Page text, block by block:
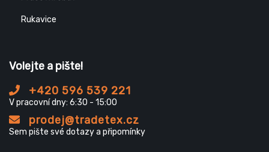
Rukavice
Volejte a pište!
+420 596 539 221
V pracovní dny: 6:30 - 15:00
prodej@tradetex.cz
Sem pište své dotazy a připomínky